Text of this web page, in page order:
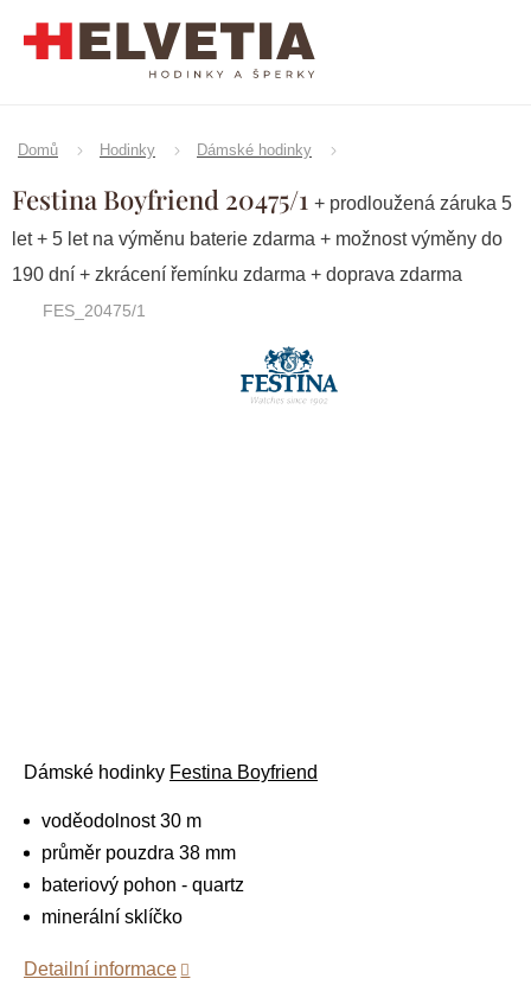
Domů Hodinky Dámské hodinky
Festina Boyfriend 20475/1 + prodloužená záruka 5
let + 5 let na výměnu baterie zdarma + možnost výměny do
190 dní + zkrácení řemínku zdarma + doprava zdarma
FES_20475/1
Značka:Festina
Dámské hodinky Festina Boyfriend
voděodolnost 30 m
průměr pouzdra 38 mm
bateriový pohon - quartz
minerální sklíčko
Detailní informace